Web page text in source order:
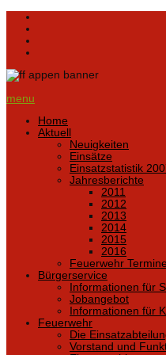
menu
Home
Aktuell
Neuigkeiten
Einsätze
Einsatzstatistik
Jahresberichte
2011
2012
2013
2014
2015
2016
Feuerwehr Termine
Bürgerservice
Informationen für
Jobangebot
Informationen für
Feuerwehr
Die
Vorstand und